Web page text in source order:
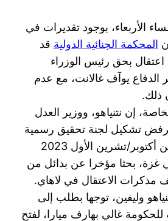
الأربعاء، بوجود تقديرات في
المحكمة الجنائية الدولية قد
بحق رئيس الوزراء
الدفاع يوآف غالانت، مع عدم
ذلك.
القناة “12” الخاصة، إن نتنياهو، ووزير العدل
يرفض تشكيل لجنة تحقيق رسمية
في أحداث السابع من أكتوبر/تشرين الأول 2023
بحثا مؤخرا عن بدائل من
مذكرات الاعتقال في لاهاي.
وليفين، توجها بطلب إلى
للحكومة غالي بهارف ميارا، لفتح